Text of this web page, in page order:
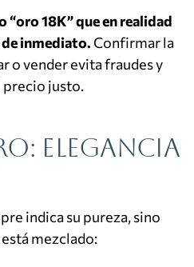
“oro 18K” que en realidad
de inmediato. Confirmar la
o vender evita fraudes y
precio justo.
elegancia
indica su pureza, sino
mezclado: